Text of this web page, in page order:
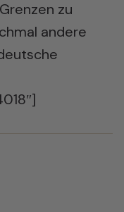
zu
andere